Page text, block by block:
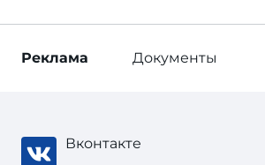
Реклама Документы
Вконтакте